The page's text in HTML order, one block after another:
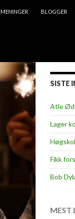
MENINGER BLOGGER
SISTE
Atle
Lager
Fikk
Bob
MEST